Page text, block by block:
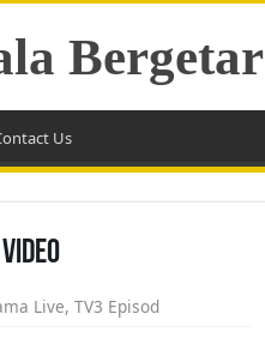
Bergetar
Us
Live, TV3 Episod